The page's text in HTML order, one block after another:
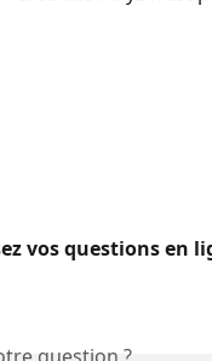
vos questions en